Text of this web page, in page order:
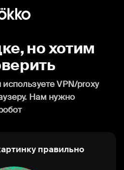
но хотим
VPN/proxy
Нам нужно
правильно